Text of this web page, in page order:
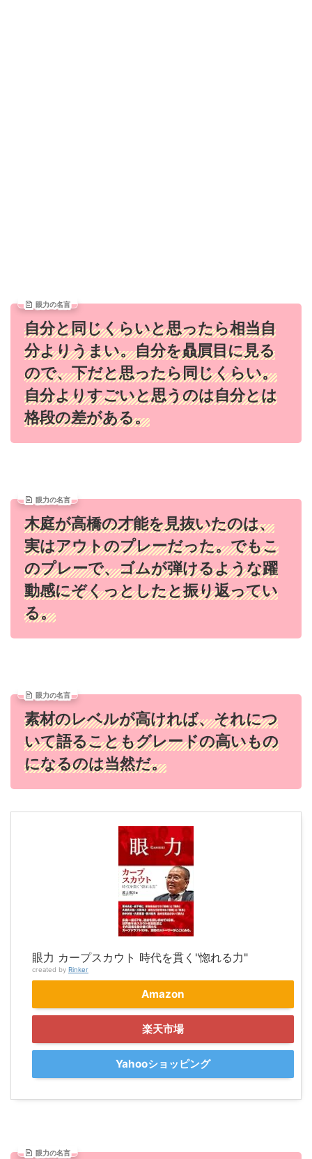
眼力の名言
自分と同じくらいと思ったら相当自
分よりうまい。自分を贔屓目に見る
ので、下だと思ったら同じくらい。
自分よりすごいと思うのは自分とは
格段の差がある。
眼力の名言
木庭が高橋の才能を見抜いたのは、
実はアウトのプレーだった。でもこ
のプレーで、ゴムが弾けるような躍
動感にぞくっとしたと振り返ってい
る。
眼力の名言
素材のレベルが高ければ、それにつ
いて語ることもグレードの高いもの
になるのは当然だ。
眼力 カープスカウト 時代を貫く"惚れる力"
created by Rinker
Amazon
楽天市場
Yahooショッピング
眼力の名言